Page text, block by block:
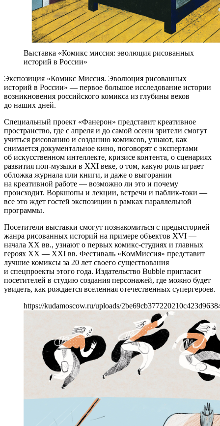
Выставка «Комикс миссия: эволюция рисованных
историй в России»
Экспозиция «Комикс Миссия. Эволюция рисованных
историй в России» — первое большое исследование истории
возникновения российского комикса из глубины веков
до наших дней.
Специальный проект «Фанерон» представит креативное
пространство, где с апреля и до самой осени зрители смогут
учиться рисованию и созданию комиксов, узнают, как
снимается документальное кино, поговорят с экспертами
об искусственном интеллекте, кризисе контента, о сценариях
развития поп-музыки в XXI веке, о том, какую роль играет
обложка журнала или книги, и даже о выгорании
на креативной работе — возможно ли это и почему
происходит. Воркшопы и лекции, встречи и паблик-токи —
все это ждет гостей экспозиции в рамках параллельной
программы.
Посетители выставки смогут познакомиться с предысторией
жанра рисованных историй на примере объектов XVI —
начала ХХ вв., узнают о первых комикс-студиях и главных
героях ХХ — XXI вв. Фестиваль «КомМиссия» представит
лучшие комиксы за 20 лет своего существования
и спецпроекты этого года. Издательство Bubble пригласит
посетителей в студию создания персонажей, где можно будет
увидеть, как рождается вселенная отечественных супергероев.
https://kudamoscow.ru/uploads/